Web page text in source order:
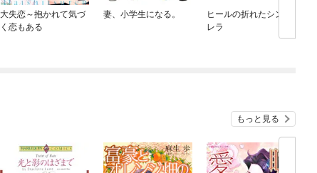
大失恋～抱かれて気づ
く恋もある
妻、小学生になる。
ヒールの折れたシンデ
レラ
もっと見る